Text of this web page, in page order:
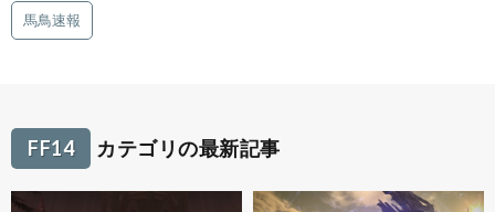
馬鳥速報
FF14 カテゴリの最新記事